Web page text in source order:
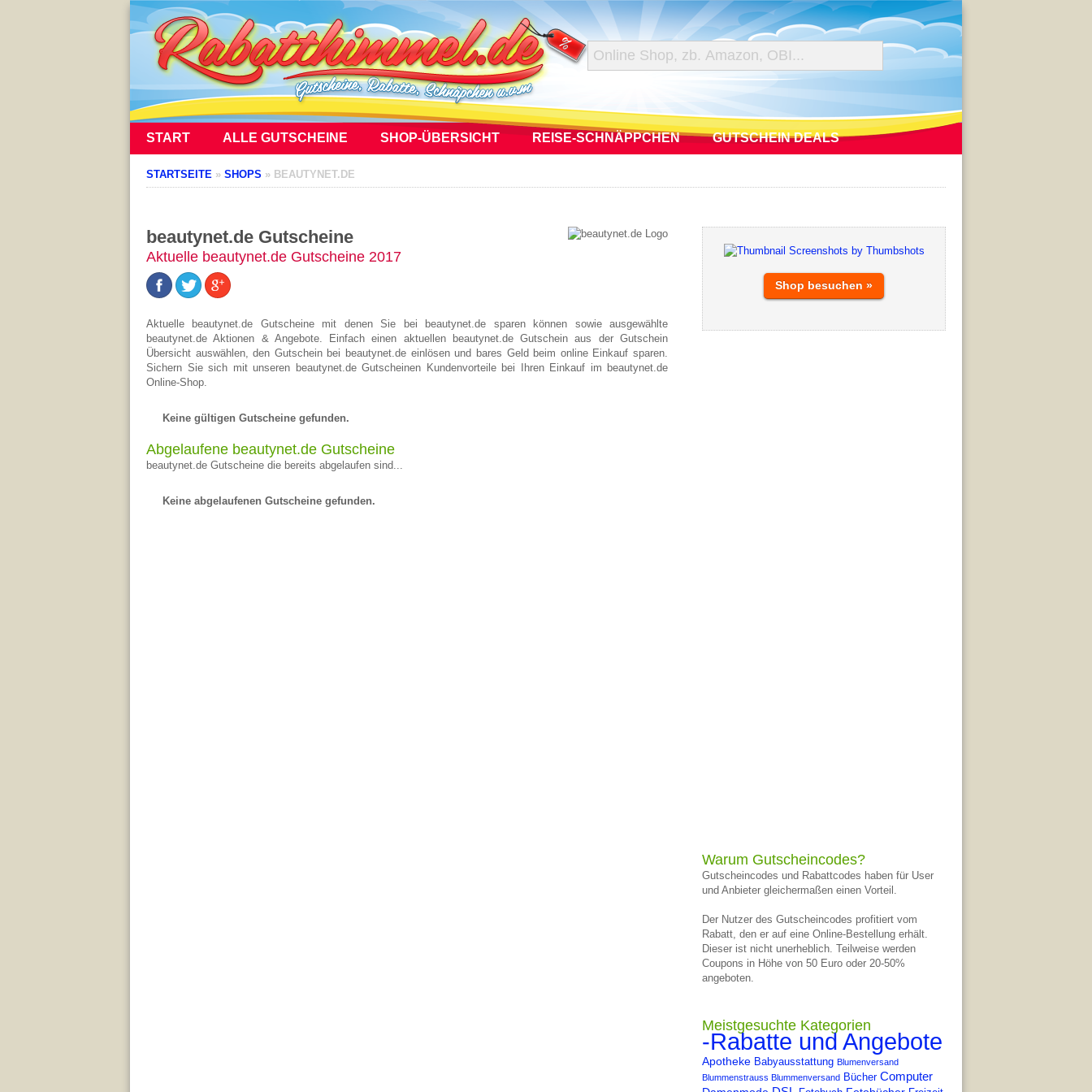
START ALLE GUTSCHEINE SHOP-ÜBERSICHT REISE-SCHNÄPPCHEN GUTSCHEIN DEALS
STARTSEITE » SHOPS » BEAUTYNET.DE
beautynet.de Gutscheine
Aktuelle beautynet.de Gutscheine 2017
Aktuelle beautynet.de Gutscheine mit denen Sie bei beautynet.de sparen können sowie ausgewählte
beautynet.de Aktionen & Angebote. Einfach einen aktuellen beautynet.de Gutschein aus der Gutschein
Übersicht auswählen, den Gutschein bei beautynet.de einlösen und bares Geld beim online Einkauf sparen.
Sichern Sie sich mit unseren beautynet.de Gutscheinen Kundenvorteile bei Ihren Einkauf im beautynet.de
Online-Shop.
Keine gültigen Gutscheine gefunden.
Abgelaufene beautynet.de Gutscheine
beautynet.de Gutscheine die bereits abgelaufen sind...
Keine abgelaufenen Gutscheine gefunden.
Shop besuchen »
Warum Gutscheincodes?
Gutscheincodes und Rabattcodes haben für User
und Anbieter gleichermaßen einen Vorteil.
Der Nutzer des Gutscheincodes profitiert vom
Rabatt, den er auf eine Online-Bestellung erhält.
Dieser ist nicht unerheblich. Teilweise werden
Coupons in Höhe von 50 Euro oder 20-50%
angeboten.
Meistgesuchte Kategorien
-Rabatte und Angebote
Apotheke Babyausstattung Blumenversand
Blummenstrauss Blummenversand Bücher Computer